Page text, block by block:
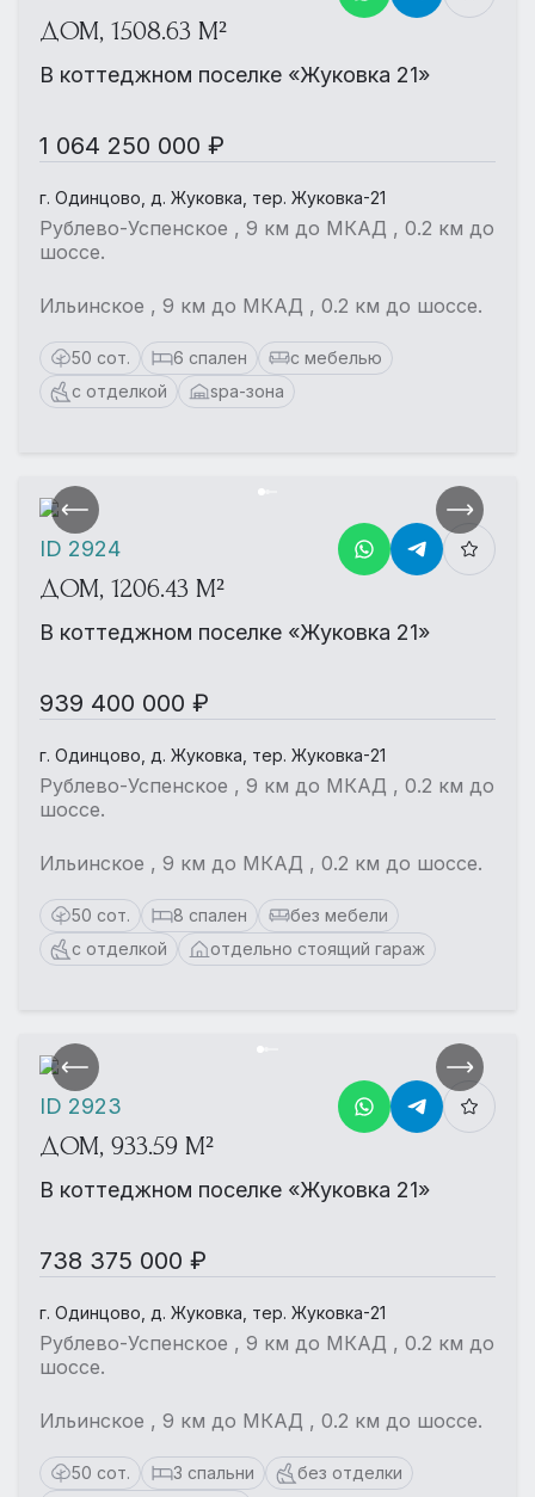
ДОМ, 1508.63 М²
В коттеджном поселке «Жуковка 21»
1 064 250 000 ₽
г. Одинцово, д. Жуковка, тер. Жуковка-21
Рублево-Успенское , 9 км до МКАД , 0.2 км до
шоссе.
Ильинское , 9 км до МКАД , 0.2 км до шоссе.
50 сот. 6 спален
с мебелью
с отделкой
spa-зона
ДОМ, 1206.43 М²
В коттеджном поселке «Жуковка 21»
939 400 000 ₽
г. Одинцово, д. Жуковка, тер. Жуковка-21
Рублево-Успенское , 9 км до МКАД , 0.2 км до
шоссе.
Ильинское , 9 км до МКАД , 0.2 км до шоссе.
50 сот. 8 спален
без мебели
с отделкой
отдельно стоящий гараж
ID 2924
ДОМ, 933.59 М²
В коттеджном поселке «Жуковка 21»
738 375 000 ₽
г. Одинцово, д. Жуковка, тер. Жуковка-21
Рублево-Успенское , 9 км до МКАД , 0.2 км до
шоссе.
Ильинское , 9 км до МКАД , 0.2 км до шоссе.
50 сот. 3 спальни
без отделки
ID 2923